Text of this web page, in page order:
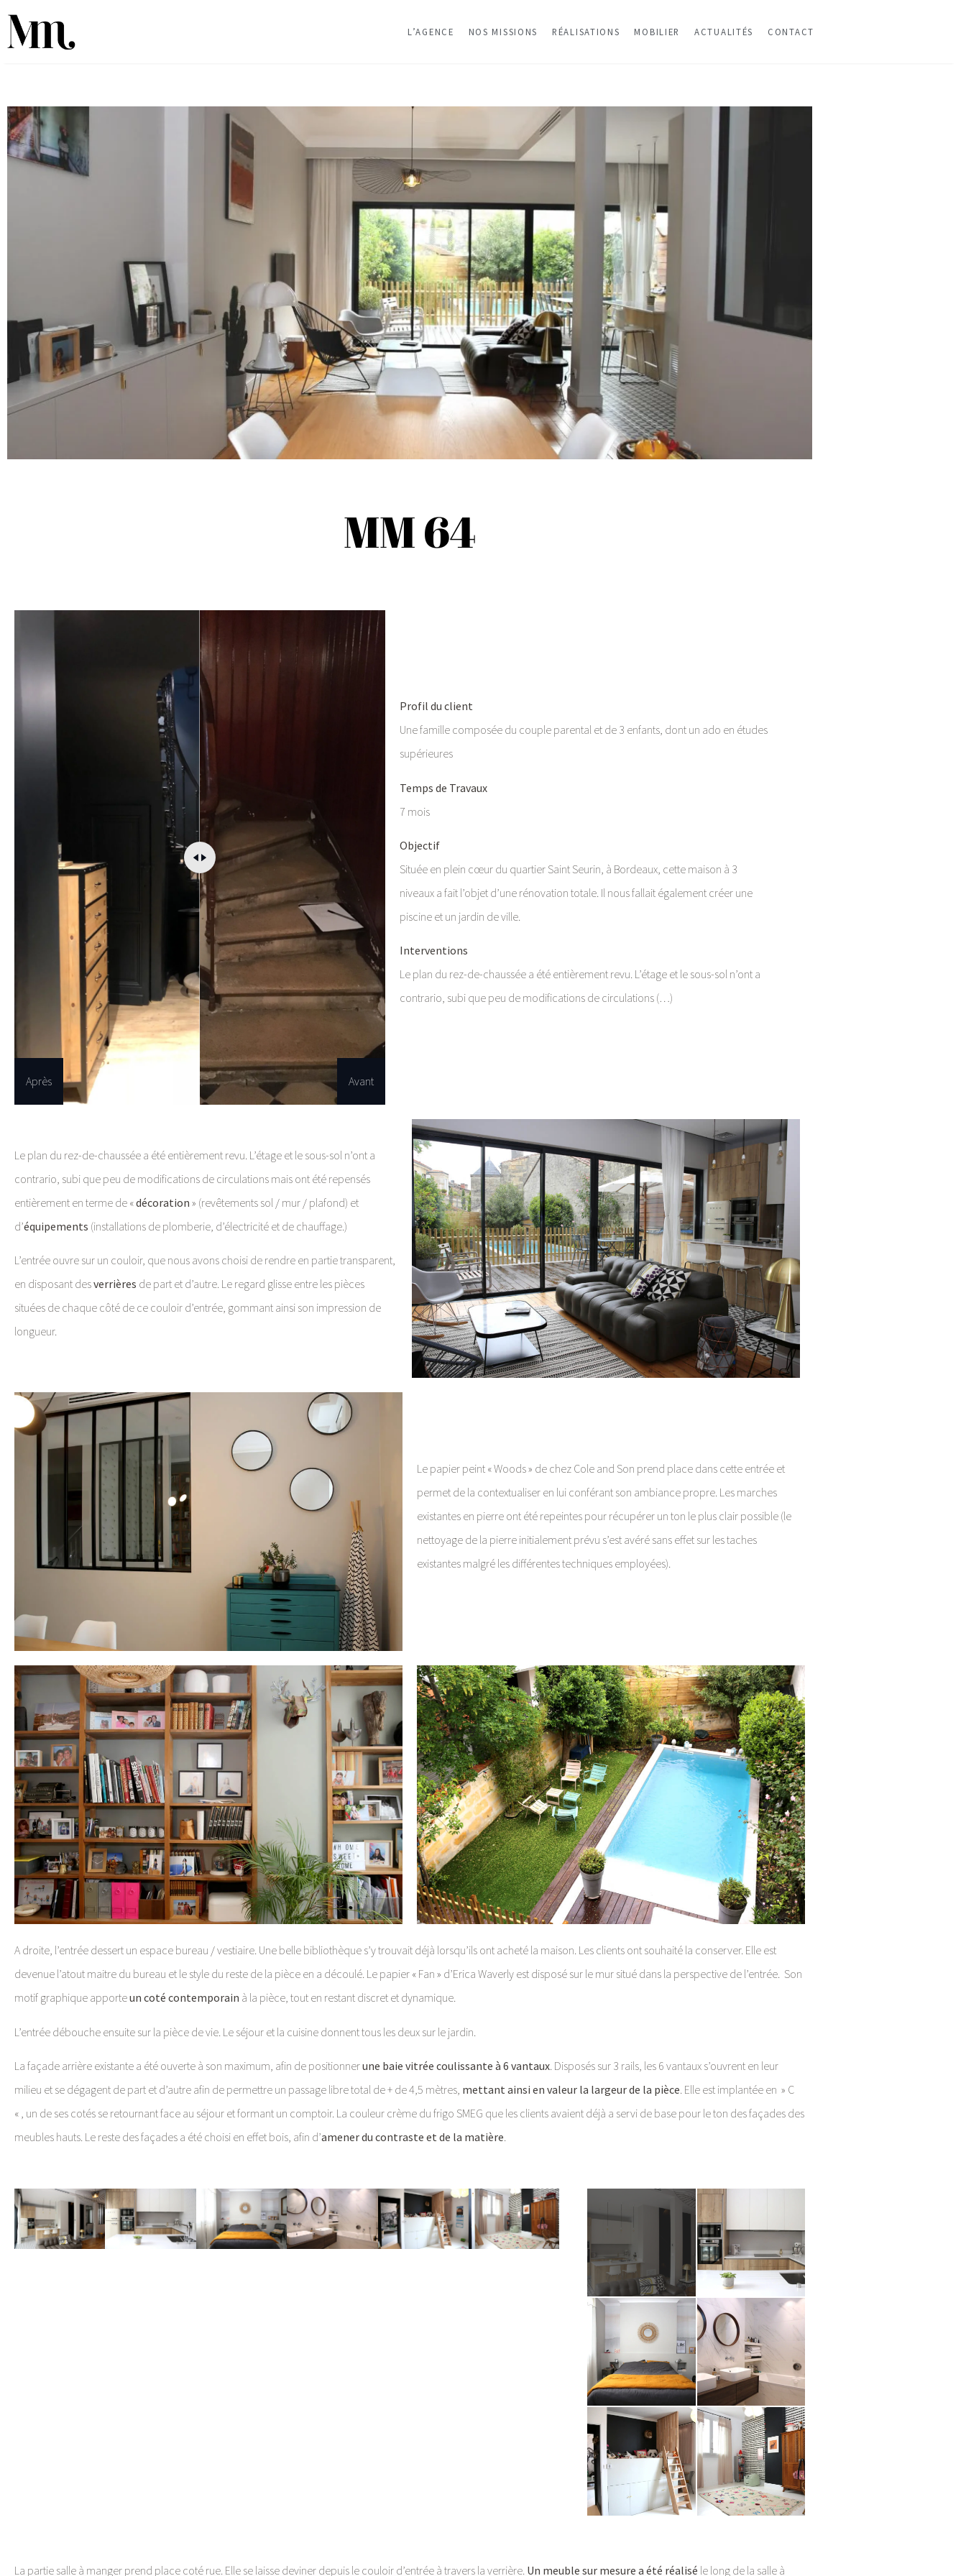
L’AGENCE NOS MISSIONS RÉALISATIONS MOBILIER ACTUALITÉS CONTACT
MM 64
Avant
Après
Profil du client
Une famille composée du couple parental et de 3 enfants, dont un ado en études
supérieures
Temps de Travaux
7 mois
Objectif
Située en plein cœur du quartier Saint Seurin, à Bordeaux, cette maison à 3
niveaux a fait l’objet d’une rénovation totale. Il nous fallait également créer une
piscine et un jardin de ville.
Interventions
Le plan du rez-de-chaussée a été entièrement revu. L’étage et le sous-sol n’ont a
contrario, subi que peu de modifications de circulations (…)
Le plan du rez-de-chaussée a été entièrement revu. L’étage et le sous-sol n’ont a
contrario, subi que peu de modifications de circulations mais ont été repensés
entièrement en terme de «décoration » (revêtements sol / mur / plafond) et
d’équipements (installations de plomberie, d’électricité et de chauffage.)
L’entrée ouvre sur un couloir, que nous avons choisi de rendre en partie transparent,
en disposant desverrières de part et d’autre. Le regard glisse entre les pièces
situées de chaque côté de ce couloir d’entrée, gommant ainsi son impression de
longueur.
Le papier peint « Woods » de chez Cole and Son prend place dans cette entrée et
permet de la contextualiser en lui conférant son ambiance propre. Les marches
existantes en pierre ont été repeintes pour récupérer un ton le plus clair possible (le
nettoyage de la pierre initialement prévu s’est avéré sans effet sur les taches
existantes malgré les différentes techniques employées).
A droite, l’entrée dessert un espace bureau / vestiaire. Une belle bibliothèque s’y trouvait déjà lorsqu’ils ont acheté la maison. Les clients ont souhaité la conserver. Elle est
devenue l’atout maitre du bureau et le style du reste de la pièce en a découlé. Le papier « Fan » d’Erica Waverly est disposé sur le mur situé dans la perspective de l’entrée. Son
motif graphique apporteun coté contemporain à la pièce, tout en restant discret et dynamique.
L’entrée débouche ensuite sur la pièce de vie. Le séjour et la cuisine donnent tous les deux sur le jardin.
La façade arrière existante a été ouverte à son maximum, afin de positionnerune baie vitrée coulissante à 6 vantaux. Disposés sur 3 rails, les 6 vantaux s’ouvrent en leur
milieu et se dégagent de part et d’autre afin de permettre un passage libre total de + de 4,5 mètres, mettant ainsi en valeur la largeur de la pièce. Elle est implantée en » C
« , un de ses cotés se retournant face au séjour et formant un comptoir. La couleur crème du frigo SMEG que les clients avaient déjà a servi de base pour le ton des façades des
meubles hauts. Le reste des façades a été choisi en effet bois, afin d’amener du contraste et de la matière.
La partie salle à manger prend place coté rue. Elle se laisse deviner depuis le couloir d’entrée à travers la verrière. Un meuble sur mesure a été réalisé le long de la salle à